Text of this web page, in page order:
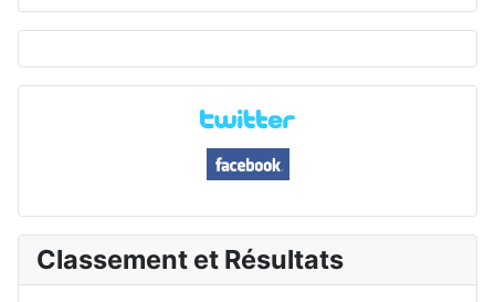
Classement et Résultats